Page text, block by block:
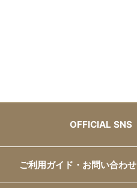
OFFICIAL SNS
ご利用ガイド・お問い合わせ